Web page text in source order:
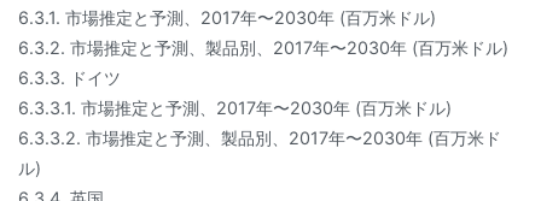
6.3.1. 市場推定と予測、2017年〜2030年 (百万米ドル)
6.3.2. 市場推定と予測、製品別、2017年〜2030年 (百万米ドル)
6.3.3. ドイツ
6.3.3.1. 市場推定と予測、2017年〜2030年 (百万米ドル)
6.3.3.2. 市場推定と予測、製品別、2017年〜2030年 (百万米ド
ル)